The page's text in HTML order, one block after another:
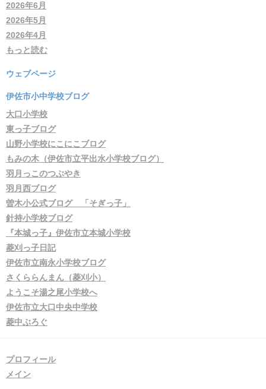
2026年6月
2026年5月
2026年4月
もっと読む
ウェブページ
伊佐市小中学校ブログ
大口小学校
東っ子ブログ
山野小学校にこにこブログ
もみの木（伊佐市立平出水小学校ブログ）
羽月っこのつぶやき
羽月西ブログ
曽木小公式ブログ 「そぎっ子」
針持小学校ブログ
『本城っ子』伊佐市立本城小学校
菱刈っ子日記
伊佐市立南永小学校ブログ
さくららんまん（菱刈小）
ようこそ湯之尾小学校へ
伊佐市立大口中央中学校
菱中ぶろぐ
プロフィール
メイン